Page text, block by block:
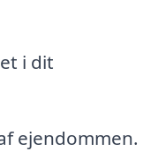
i dit
ejendommen.